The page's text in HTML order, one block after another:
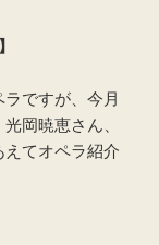
ですが、今月
岡暁恵さん、
てオペラ紹介